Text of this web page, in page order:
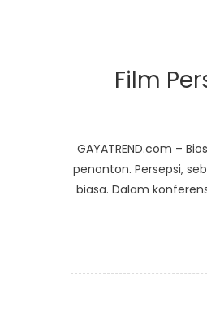
Film
GAYATREND.com –
penonton. Persepsi,
biasa. Dalam